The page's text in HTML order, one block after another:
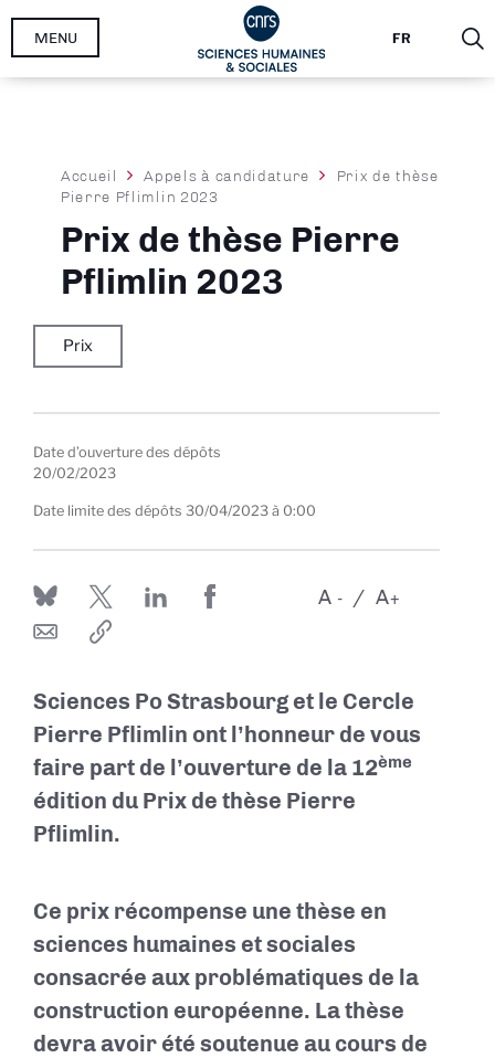
Aller
FR
MENU
Fil
d'Ariane
Accueil Appels à candidature
Prix de thèse
Pierre Pflimlin 2023
Prix de thèse Pierre
Pflimlin 2023
Prix
Date d’ouverture des dépôts
20/02/2023
Date limite des dépôts 30/04/2023 à 0:00
-
A +
A
Sciences Po Strasbourg et le Cercle
Pierre Pflimlin ont l’honneur de vous
faire part de l’ouverture de la 12ème
édition du Prix de thèse Pierre
Pflimlin.
Ce prix récompense une thèse en
sciences humaines et sociales
consacrée aux problématiques de la
construction européenne. La thèse
devra avoir été soutenue au cours de